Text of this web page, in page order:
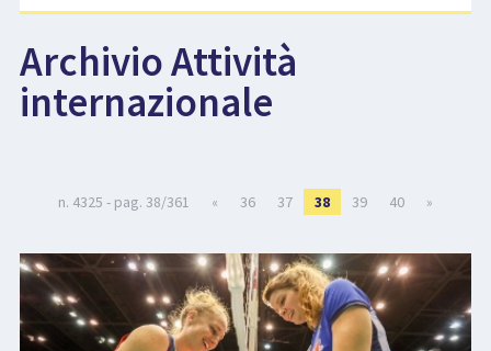
COMPETIZIONI
EVENTI
LIBRI
Archivio Attività
internazionale
n. 4325 - pag. 38/361 « 36 37 38 39 40 »